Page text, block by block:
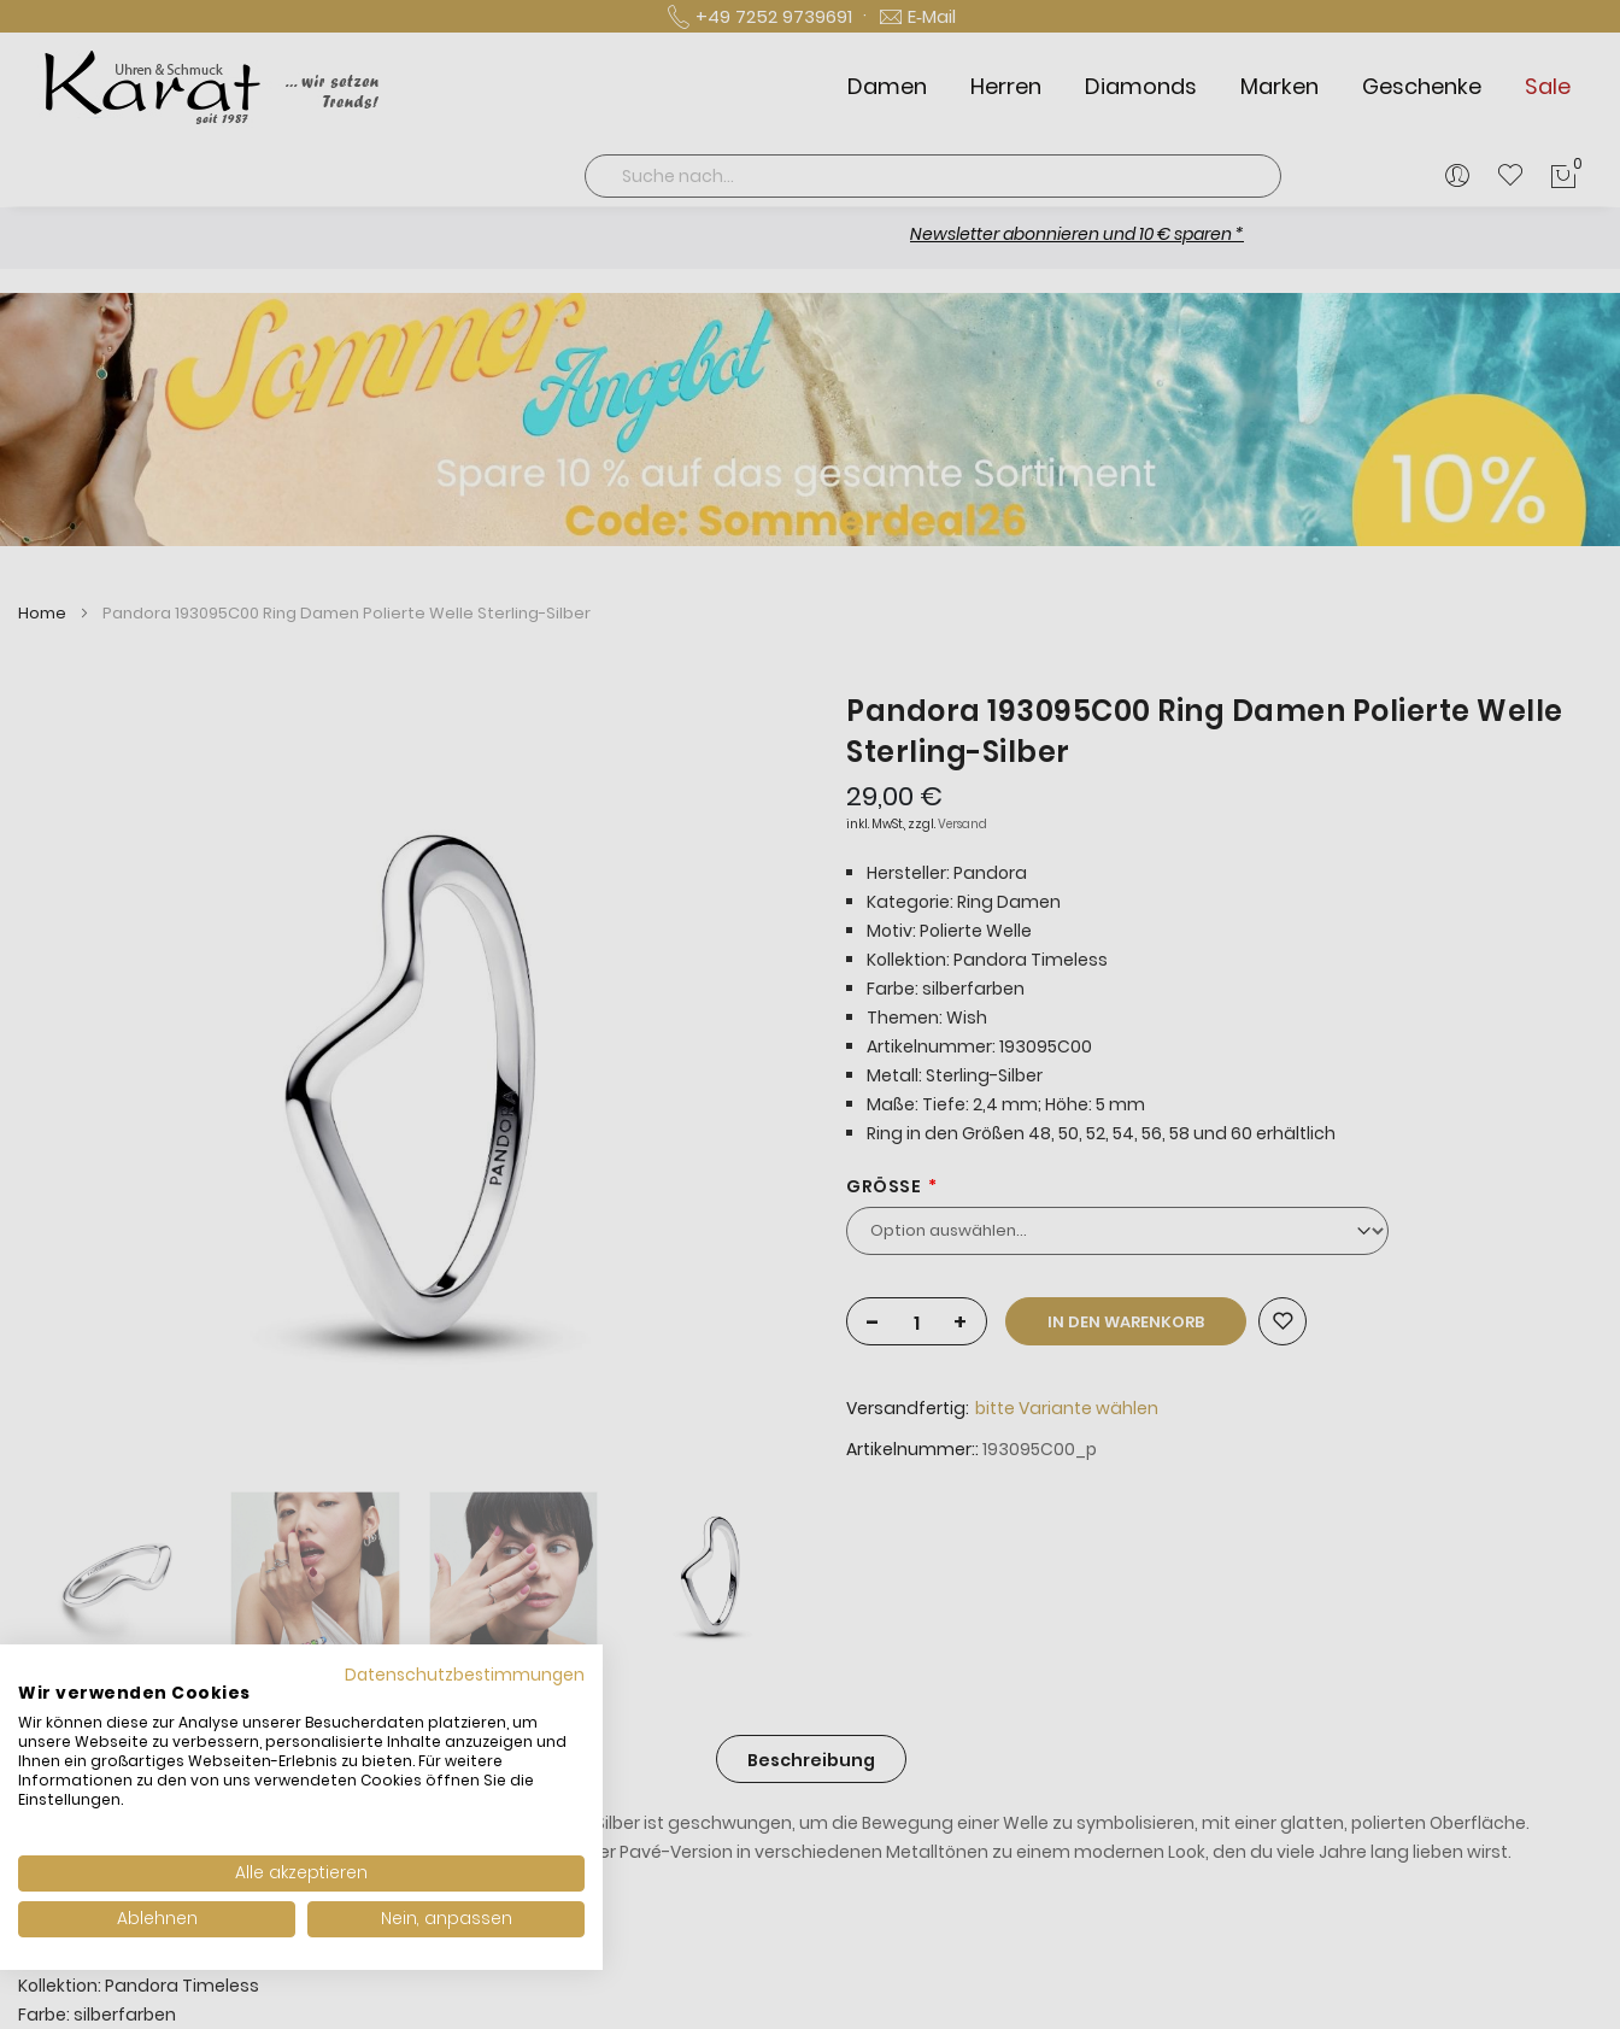
+49 7252 9739691 · E‑Mail
Damen Herren Diamonds Marken Geschenke Sale
Suche
0
Newsletter abonnieren und 10 € sparen *
Home Pandora 193095C00 Ring Damen Polierte Welle Sterling-Silber
Pandora 193095C00 Ring Damen Polierte Welle
Sterling-Silber
29,00 €
inkl. MwSt., zzgl.Versand
Hersteller: Pandora
Kategorie: Ring Damen
Motiv: Polierte Welle
Kollektion: Pandora Timeless
Farbe: silberfarben
Themen: Wish
Artikelnummer: 193095C00
Metall: Sterling-Silber
Maße: Tiefe: 2,4 mm; Höhe: 5 mm
Ring in den Größen 48, 50, 52, 54, 56, 58 und 60 erhältlich
GRÖSSE
- + IN DEN WARENKORB
Versandfertig: bitte Variante wählen
Artikelnummer: 193095C00_p
Beschreibung
Eine neue Welle des Stackings. Unser Polierte Welle Ring aus Sterling-Silber ist geschwungen, um die Bewegung einer Welle zu symbolisieren, mit einer glatten, polierten Oberfläche.
Kombiniere mehrere Ringe aus Sterling-Silber miteinander oder mit der Pavé-Version in verschiedenen Metalltönen zu einem modernen Look, den du viele Jahre lang lieben wirst.
Hersteller: Pandora
Kategorie: Ring Damen
Kollektion: Pandora Timeless
Farbe: silberfarben
Datenschutzbestimmungen
Wir verwenden Cookies
Wir können diese zur Analyse unserer Besucherdaten platzieren, um
unsere Webseite zu verbessern, personalisierte Inhalte anzuzeigen und
Ihnen ein großartiges Webseiten-Erlebnis zu bieten. Für weitere
Informationen zu den von uns verwendeten Cookies öffnen Sie die
Einstellungen.
Alle akzeptieren
Ablehnen
Nein, anpassen